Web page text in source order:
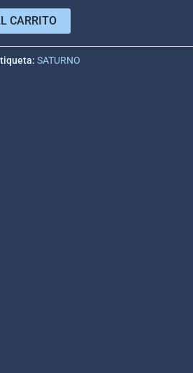
CARRITO
SATURNO